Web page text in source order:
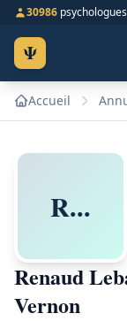
30986
Ψ
Accueil
R...
Renaud
Vernon